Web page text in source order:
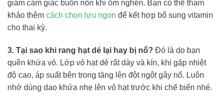
giảm cảm giác buồn nôn khi ốm nghén. Bạn có thể tham
khảo thêm cách chọn lựu ngon để kết hợp bổ sung vitamin
cho thai kỳ.
3. Tại sao khi rang hạt dẻ lại hay bị nổ? Đó là do bạn
quên khứa vỏ. Lớp vỏ hạt dẻ rất dày và kín, khi gặp nhiệt
độ cao, áp suất bên trong tăng lên đột ngột gây nổ. Luôn
nhớ dùng dao khứa nhẹ lên vỏ hạt trước khi chế biến nhé.